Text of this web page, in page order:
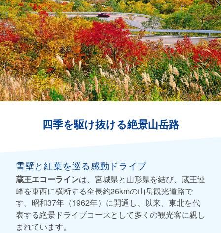
四季を駆け抜ける絶景山岳路
雪壁と紅葉を巡る感動ドライブ
蔵王エコーラインは、宮城県と山形県を結び、蔵王連
峰を東西に横断する全長約26kmの山岳観光道路で
す。昭和37年（1962年）に開通し、以来、東北を代
表する絶景ドライブコースとして多くの観光客に親し
まれています。